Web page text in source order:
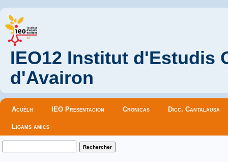
IEO12 Institut d'Estudis
d'Avairon
Menu principal
Acuèlh IEO Presentacion Cronicas Dicc. Cantalausa
Ligams amics
Formulaire de recherche